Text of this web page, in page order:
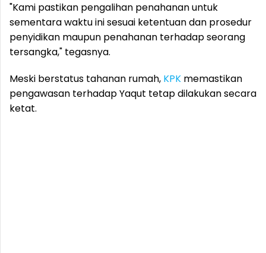
"Kami pastikan pengalihan penahanan untuk
sementara waktu ini sesuai ketentuan dan prosedur
penyidikan maupun penahanan terhadap seorang
tersangka," tegasnya.
Meski berstatus tahanan rumah, KPK memastikan
pengawasan terhadap Yaqut tetap dilakukan secara
ketat.